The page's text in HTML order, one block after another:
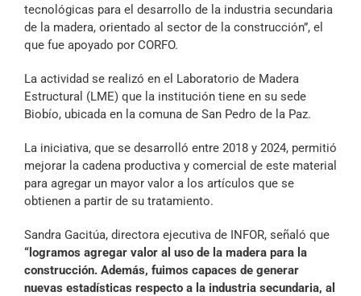
tecnológicas para el desarrollo de la industria secundaria
de la madera, orientado al sector de la construcción”, el
que fue apoyado por CORFO.
La actividad se realizó en el Laboratorio de Madera
Estructural (LME) que la institución tiene en su sede
Biobío, ubicada en la comuna de San Pedro de la Paz.
La iniciativa, que se desarrolló entre 2018 y 2024, permitió
mejorar la cadena productiva y comercial de este material
para agregar un mayor valor a los artículos que se
obtienen a partir de su tratamiento.
Sandra Gacitúa, directora ejecutiva de INFOR, señaló que
“logramos agregar valor al uso de la madera para la
construcción. Además, fuimos capaces de generar
nuevas estadísticas respecto a la industria secundaria, al